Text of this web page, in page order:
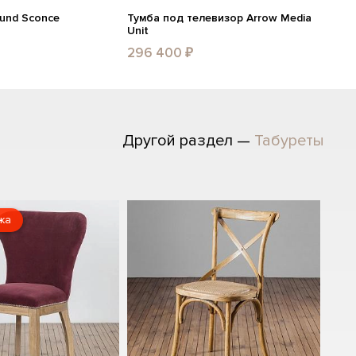
Sconce
Тумба под телевизор Arrow Media
Unit
296 400 ₽
Другой раздел — Табуреты